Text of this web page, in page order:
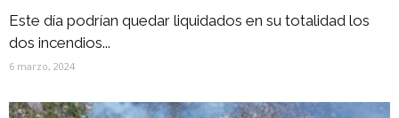
Este día podrían quedar liquidados en su totalidad los
dos incendios...
6 marzo, 2024